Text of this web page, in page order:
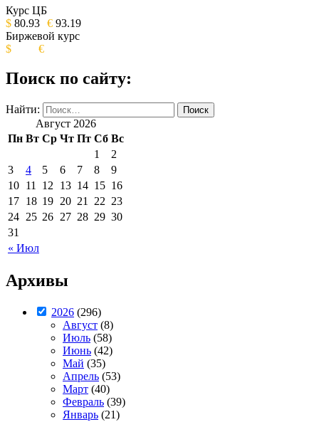
ИЗДАНИЕ КАМЧАТСКОГО КРАЯ.
Курс ЦБ
$ 80.93 € 93.19
Биржевой курс
$
€
Поиск по сайту:
Найти:
Август 2026
Пн Вт Ср Чт Пт Сб Вс
« Июл
1
2
3
4 5 6 7 8
9
10 11 12 13 14 15 16
17 18 19 20 21 22 23
24 25 26 27 28 29 30
31
Архивы
2026 (296)
Август (8)
Июль (58)
Июнь (42)
Май (35)
Апрель (53)
Март (40)
Февраль (39)
Январь (21)